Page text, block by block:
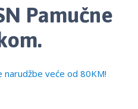
Pamučne
narudžbe veće od 80KM!